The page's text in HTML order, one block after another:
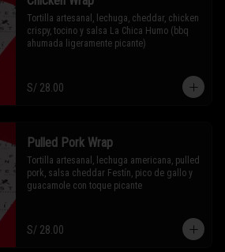
Tortilla artesanal, lechuga, cheddar, chicken
crispy, tocino y salsa La Chica Humo (bbq
ahumada ligeramente picante)
S/ 28.00
Pulled Pork Wrap
Tortilla artesanal, lechuga americana, pulled
pork, salsa cheddar Festín, pico de gallo y
guacamole con toque picante
S/ 28.00